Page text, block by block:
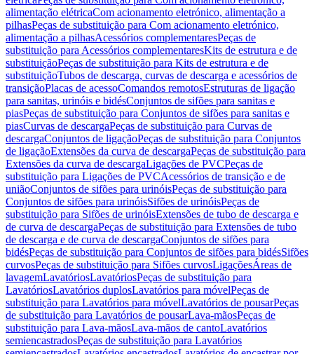
alimentação elétricaCom acionamento eletrónico, alimentação a
pilhasPeças de substituição para Com acionamento eletrónico,
alimentação a pilhasAcessórios complementaresPeças de
substituição para Acessórios complementaresKits de estrutura e de
substituiçãoPeças de substituição para Kits de estrutura e de
substituiçãoTubos de descarga, curvas de descarga e acessórios de
transiçãoPlacas de acessoComandos remotosEstruturas de ligação
para sanitas, urinóis e bidésConjuntos de sifões para sanitas e
piasPeças de substituição para Conjuntos de sifões para sanitas e
piasCurvas de descargaPeças de substituição para Curvas de
descargaConjuntos de ligaçãoPeças de substituição para Conjuntos
de ligaçãoExtensões da curva de descargaPeças de substituição para
Extensões da curva de descargaLigações de PVCPeças de
substituição para Ligações de PVCAcessórios de transição e de
uniãoConjuntos de sifões para urinóisPeças de substituição para
Conjuntos de sifões para urinóisSifões de urinóisPeças de
substituição para Sifões de urinóisExtensões de tubo de descarga e
de curva de descargaPeças de substituição para Extensões de tubo
de descarga e de curva de descargaConjuntos de sifões para
bidésPeças de substituição para Conjuntos de sifões para bidésSifões
curvosPeças de substituição para Sifões curvosLigaçõesÁreas de
lavagemLavatóriosLavatóriosPeças de substituição para
LavatóriosLavatórios duplosLavatórios para móvelPeças de
substituição para Lavatórios para móvelLavatórios de pousarPeças
de substituição para Lavatórios de pousarLava-mãosPeças de
substituição para Lava-mãosLava-mãos de cantoLavatórios
semiencastradosPeças de substituição para Lavatórios